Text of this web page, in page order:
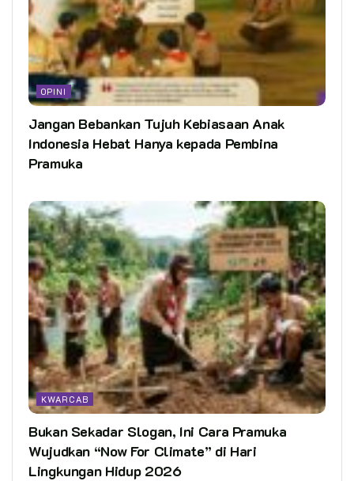
OPINI
Jangan Bebankan Tujuh Kebiasaan Anak
Indonesia Hebat Hanya kepada Pembina
Pramuka
KWARCAB
Bukan Sekadar Slogan, Ini Cara Pramuka
Wujudkan “Now For Climate” di Hari
Lingkungan Hidup 2026